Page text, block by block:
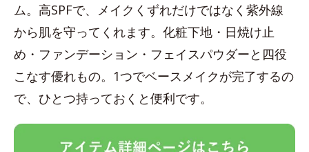
ム。高SPFで、メイクくずれだけではなく紫外線
から肌を守ってくれます。化粧下地・日焼け止
め・ファンデーション・フェイスパウダーと四役
こなす優れもの。1つでベースメイクが完了するの
で、ひとつ持っておくと便利です。